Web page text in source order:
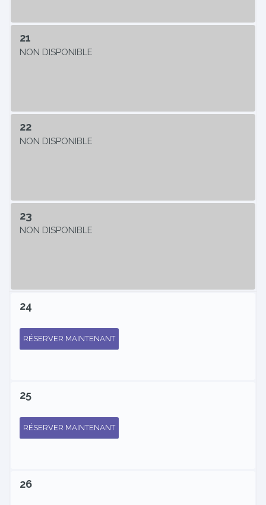
21
NON DISPONIBLE
22
NON DISPONIBLE
23
NON DISPONIBLE
24
RÉSERVER MAINTENANT
25
RÉSERVER MAINTENANT
26